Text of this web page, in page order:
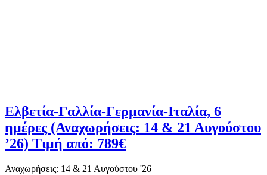
Ελβετία-Γαλλία-Γερμανία-Ιταλία, 6
ημέρες (Αναχωρήσεις: 14 & 21 Αυγούστου
’26) Τιμή από: 789€
Αναχωρήσεις: 14 & 21 Αυγούστου '26